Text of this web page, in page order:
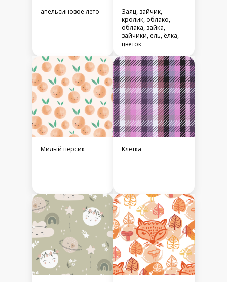
апельсиновое лето
Заяц, зайчик,
кролик, облако,
облака, зайка,
зайчики, ель, ёлка,
цветок
Милый персик Клетка